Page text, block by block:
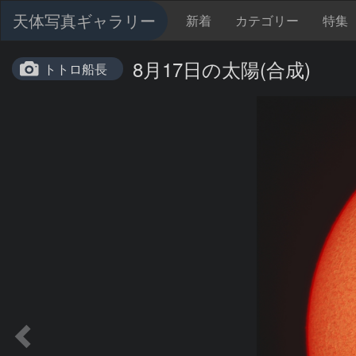
天体写真ギャラリー 新着 カテゴリー 特集
トトロ船長 8月17日の太陽(合成)